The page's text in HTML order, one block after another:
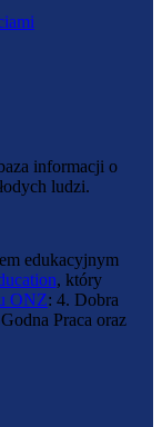
informacji o
ludzi.
edukacyjnym
, który
ONZ: 4. Dobra
Praca oraz